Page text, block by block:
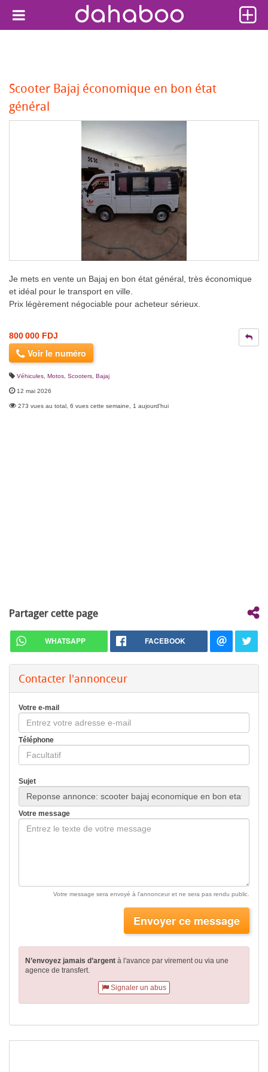
Scooter Bajaj économique en bon état
général
Je mets en vente un Bajaj en bon état général, très économique
et idéal pour le transport en ville.
Prix légèrement négociable pour acheteur sérieux.
800 000 FDJ
Voir le numéro
Véhicules Motos, Scooters Bajaj
12 mai 2026
273 vues au total, 6 vues cette semaine, 1 aujourd'hui
Partager cette page
WHATSAPP FACEBOOK
Contacter l'annonceur
Votre e-mail
Téléphone
Sujet
Votre message
Votre message sera envoyé à l'annonceur et ne sera pas rendu public.
Envoyer ce message
N’envoyez jamais d’argent à l'avance par virementou via une
agence de transfert.
Signaler un abus